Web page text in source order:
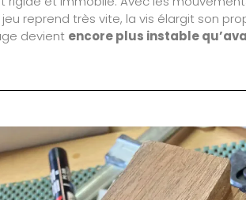
reprend très vite, la vis élargit son
devient encore plus instable